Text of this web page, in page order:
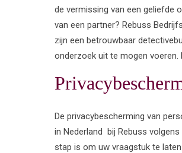
de vermissing van een geliefde
van een partner? Rebuss
zijn een betrouwbaar
onderzoek uit te mogen voeren.
De privacybescherming van
in Nederland bij Rebuss
stap is om uw vraagstuk te